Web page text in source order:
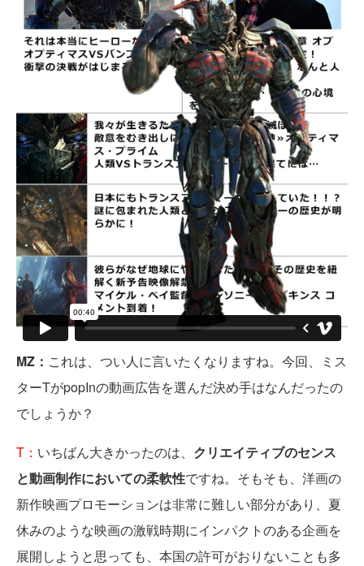
MZ： これは、つい人に言いたくなりますね。今回、ミス
ターTがpopInの動画広告を選んだ決め手はなんだったの
でしょうか？
T： いちばん大きかったのは、 クリエイティブのセンス
と動画制作においての柔軟性ですね。そもそも、洋画の
新作映画プロモーションは非常に難しい部分があり、夏
休みのような映画の激戦時期にインパクトのある企画を
展開しようと思っても、本国の許可がおりないことも多